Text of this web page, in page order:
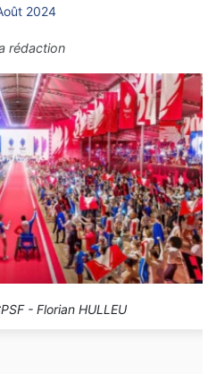
2024
rédaction
- Florian HULLEU